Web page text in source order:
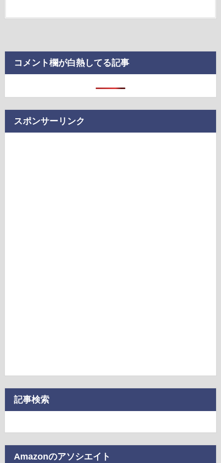
コメント欄が白熱してる記事
スポンサーリンク
記事検索
Amazonのアソシエイト